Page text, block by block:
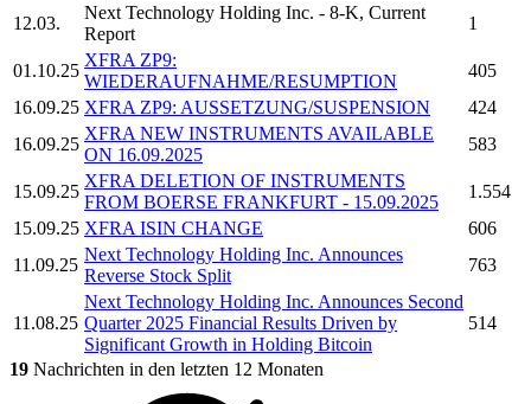
12.03.
Next Technology Holding Inc. - 8-K, Current
Report
1
01.10.25
XFRA ZP9:
WIEDERAUFNAHME/RESUMPTION
405
16.09.25 XFRA ZP9: AUSSETZUNG/SUSPENSION
424
16.09.25
XFRA NEW INSTRUMENTS AVAILABLE
ON 16.09.2025
583
15.09.25
XFRA DELETION OF INSTRUMENTS
FROM BOERSE FRANKFURT - 15.09.2025
1.554
15.09.25 XFRA ISIN CHANGE
606
11.09.25
Next Technology Holding Inc. Announces
Reverse Stock Split
763
11.08.25
Next Technology Holding Inc. Announces Second
Quarter 2025 Financial Results Driven by
Significant Growth in Holding Bitcoin
514
19 Nachrichten in den letzten 12 Monaten